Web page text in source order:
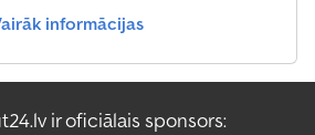
informācijas
ir oficiālais sponsors: